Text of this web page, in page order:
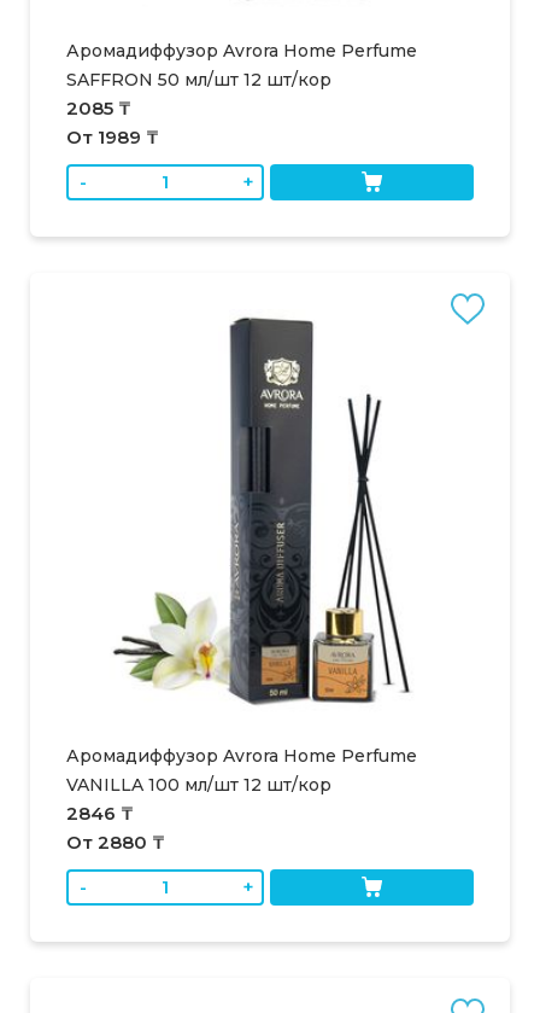
Аромадиффузор Avrora Home Perfume
SAFFRON 50 мл/шт 12 шт/кор
2085 ₸
От 1989 ₸
-
+
Аромадиффузор Avrora Home Perfume
VANILLA 100 мл/шт 12 шт/кор
2846 ₸
От 2880 ₸
-
+